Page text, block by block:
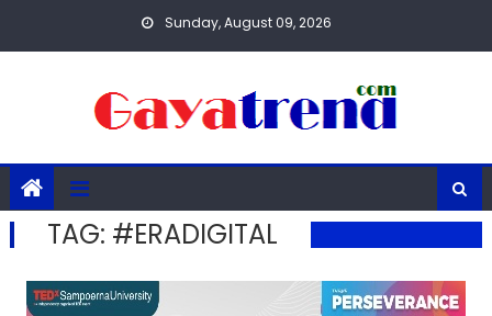
Sunday, August 09, 2026
TAG: #ERADIGITAL